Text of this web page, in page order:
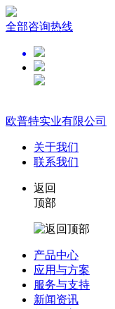
全部咨询热线
欧普特实业有限公司
关于我们
联系我们
返回
顶部
产品中心
应用与方案
服务与支持
新闻资讯